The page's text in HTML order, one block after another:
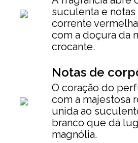
suculenta e
corrente
com a doçura da
crocante.
Notas de
O coração do
com a majestosa
unida ao
branco que dá
magnólia.